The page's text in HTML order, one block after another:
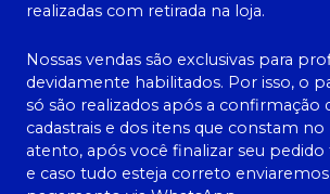
realizadas com retirada na loja.
Nossas vendas são exclusivas para
devidamente habilitados. Por isso, o
só são realizados após a confirmação
cadastrais e dos itens que constam no
atento, após você finalizar seu pedido
e caso tudo esteja correto